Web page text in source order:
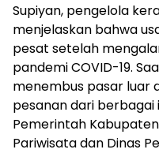
Supiyan, pengelola
menjelaskan bahwa
pesat setelah
pandemi COVID-19.
menembus pasar luar
pesanan dari berbagai
Pemerintah
Pariwisata dan Dinas